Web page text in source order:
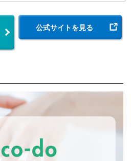
公式サイトを見る